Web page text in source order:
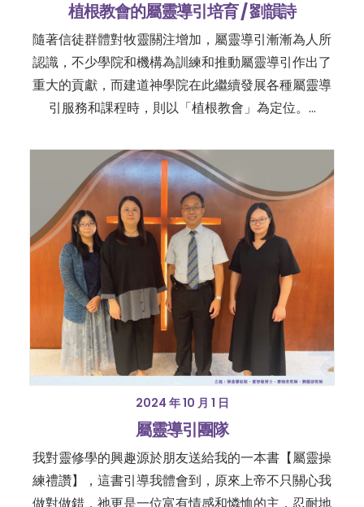
植根教會的屬靈導引培育 / 劉韻詩
隨著信徒群體對牧靈關注增加，屬靈導引漸漸為人所
認識，不少學院和機構為訓練和推動屬靈導引作出了
重大的貢獻，而建道神學院在此繼續發展各種屬靈導
引服務和課程時，則以「植根教會」為定位。…
2024 年 10 月 1 日
屬靈導引團隊
我對靈修學的興趣源於朋友送給我的一本書【屬靈操
練禮讚】，這書引導我體會到，原來上帝不只關心我
做對做錯，祂更是一位富有情感和憐恤的主，忍耐地